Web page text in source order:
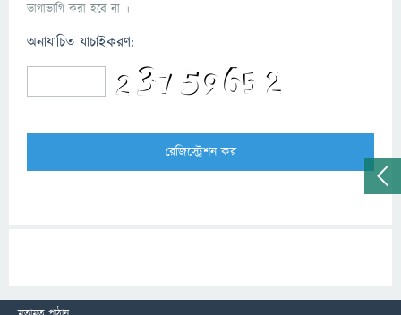
ভাগাভাগি করা হবে না ।
অনাযাচিত যাচাইকরণ: